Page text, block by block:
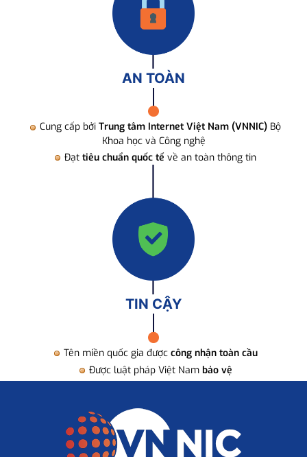
AN TOÀN
Cung cấp bởi Trung tâm Internet Việt Nam (VNNIC) Bộ
Khoa học và Công nghệ
Đạt tiêu chuẩn quốc tế về an toàn thông tin
TIN CẬY
Tên miền quốc gia được công nhận toàn cầu
Được luật pháp Việt Nam bảo vệ